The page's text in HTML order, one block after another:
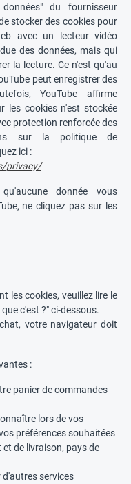
du fournisseur
stocker des cookies pour
avec un lecteur vidéo
des données, mais qui
la lecture. Ce n'est qu'au
peut enregistrer des
YouTube affirme
les cookies n'est stockée
protection renforcée des
sur la politique de
ici :
privacy/
donnée vous
ne cliquez pas sur les
les cookies, veuillez lire le
c'est ?" ci-dessous.
votre navigateur doit
:
panier de commandes
lors de vos
préférences souhaitées
de livraison, pays de
services